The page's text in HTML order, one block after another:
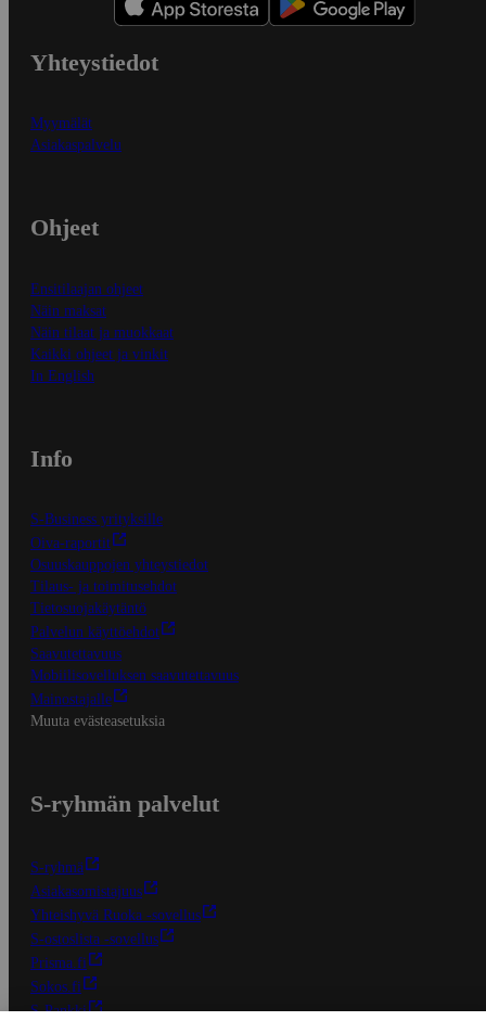
Yhteystiedot
Myymälät
Asiakaspalvelu
Ohjeet
Ensitilaajan ohjeet
Näin maksat
Näin tilaat ja muokkaat
Kaikki ohjeet ja vinkit
In English
Info
S-Business yrityksille
Oiva-raportit
Osuuskauppojen yhteystiedot
Tilaus- ja toimitusehdot
Tietosuojakäytäntö
Palvelun käyttöehdot
Saavutettavuus
Mobiilisovelluksen saavutettavuus
Mainostajalle
Muuta evästeasetuksia
S-ryhmän palvelut
S-ryhmä
Asiakasomistajuus
Yhteishyvä Ruoka -sovellus
S-ostoslista -sovellus
Prisma.fi
Sokos.fi
S-Pankki